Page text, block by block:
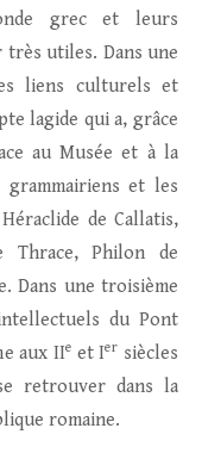
grec et leurs
très utiles. Dans une
liens culturels et
lagide qui a, grâce
au Musée et à la
grammairiens et les
de Callatis,
Thrace, Philon de
Dans une troisième
du Pont
aux IIe et Ier siècles
retrouver dans la
romaine.